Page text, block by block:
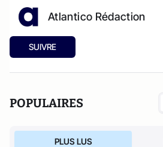
Atlantico Rédaction
SUIVRE
POPULAIRES
PLUS LUS